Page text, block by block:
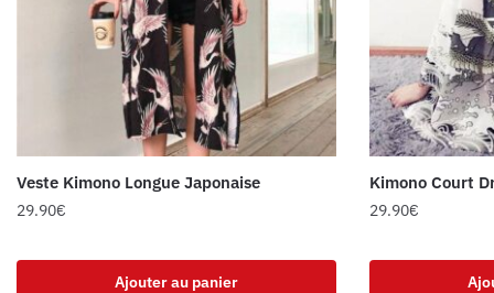
Veste Kimono Longue Japonaise
29.90€
Ajouter au panier
Kimono Court
29.90€